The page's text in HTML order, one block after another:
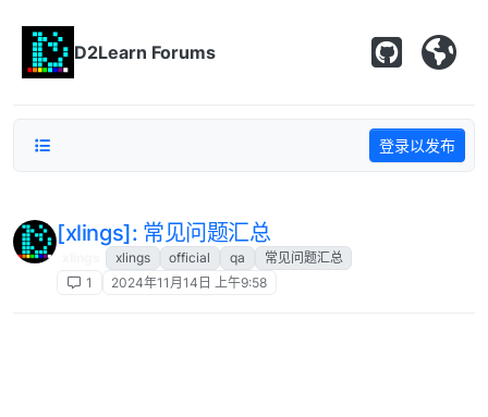
D2Learn Forums
登录以发布
[xlings]: 常见问题汇总
xlings official qa
常见问题汇总
1
2024年11月14日 上午9:58